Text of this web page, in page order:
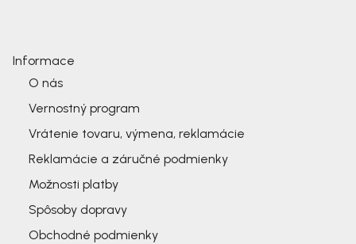
Informace
O nás
Vernostný program
Vrátenie tovaru, výmena, reklamácie
Reklamácie a záručné podmienky
Možnosti platby
Spôsoby dopravy
Obchodné podmienky